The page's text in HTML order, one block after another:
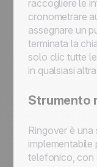
raccogliere le
cronometrare
assegnare un
terminata la
solo clic tutte
in qualsiasi
Strumento
Ringover è
implementabile
telefonico, con